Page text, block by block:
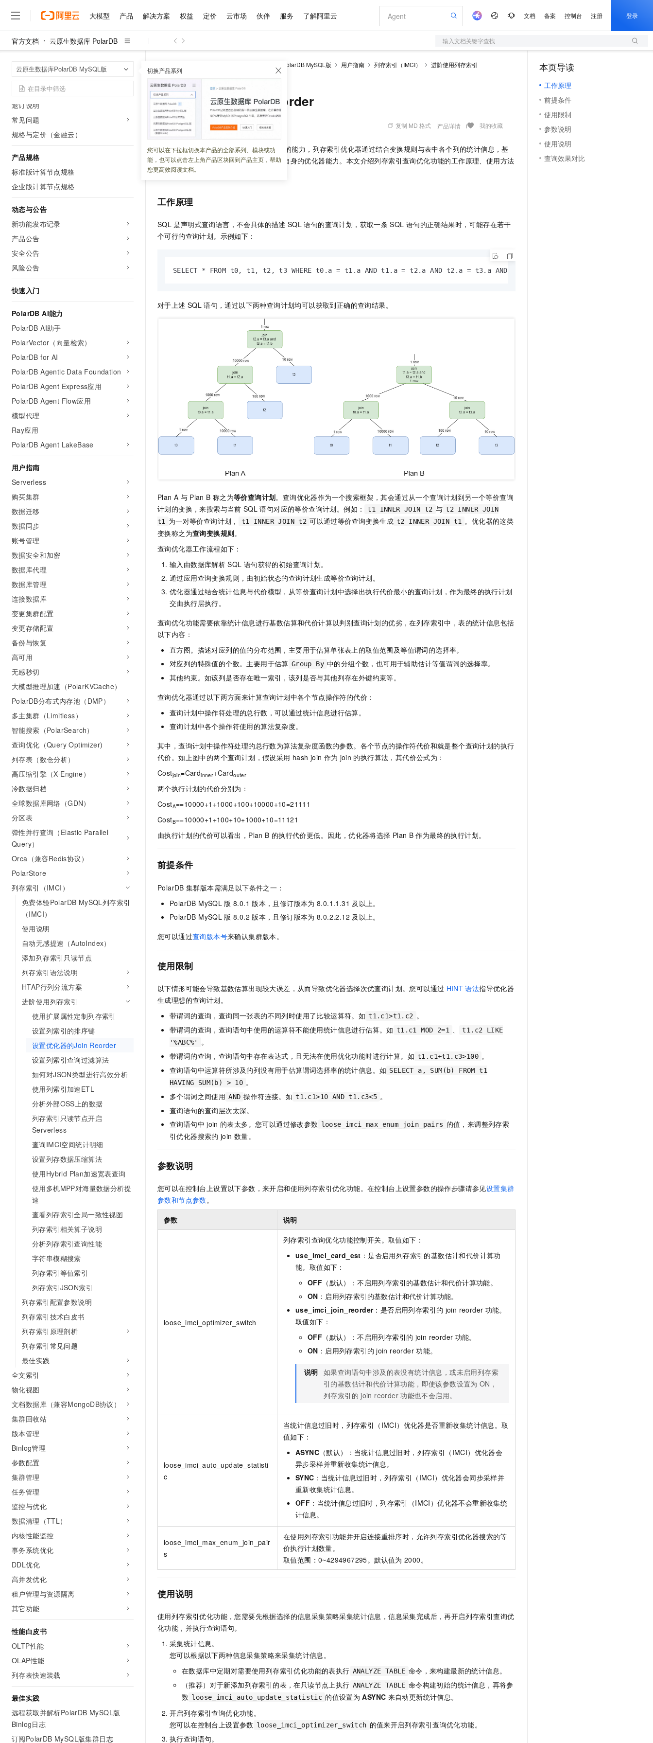
大模型 产品 解决方案 权益 定价 云市场 伙伴 服务 了解阿里云 文档 备案 控制台 注册 登录
官方文档 云原生数据库 PolarDB 输入文档关键字查找
云原生数据库PolarDB MySQL版 切换产品系列
您可以在下拉框切换本产品的全部系列、模块或功
能，也可以点击左上角产品区块回到产品主页，帮助
您更高效阅读文档。
资源包
变更配置
转换付费类型
续费说明
退订说明
常见问题
规格与定价（金融云）
产品规格
标准版计算节点规格
企业版计算节点规格
动态与公告
新功能发布记录
产品公告
安全公告
风险公告
快速入门
PolarDB AI能力
PolarDB AI助手
PolarVector（向量检索）
PolarDB for AI
PolarDB Agentic Data Foundation
PolarDB Agent Express应用
PolarDB Agent Flow应用
模型代理
Ray应用
PolarDB Agent LakeBase
用户指南
Serverless
购买集群
数据迁移
数据同步
账号管理
数据安全和加密
数据库代理
数据库管理
连接数据库
变更集群配置
变更存储配置
备份与恢复
高可用
无感秒切
大模型推理加速（PolarKVCache）
PolarDB分布式内存池（DMP）
多主集群（Limitless）
智能搜索（PolarSearch）
查询优化（Query Optimizer)
列存表（数仓分析）
高压缩引擎（X-Engine）
冷数据归档
全球数据库网络（GDN）
分区表
弹性并行查询（Elastic Parallel
Query）
Orca（兼容Redis协议）
PolarStore
列存索引（IMCI）
免费体验PolarDB MySQL列存索引
（IMCI）
使用说明
自动无感提速（AutoIndex）
添加列存索引只读节点
列存索引语法说明
HTAP行列分流方案
进阶使用列存索引
使用扩展属性定制列存索引
设置列索引的排序键
设置优化器的Join Reorder
设置列索引查询过滤算法
如何对JSON类型进行高效分析
使用列索引加速ETL
分析外部OSS上的数据
列存索引只读节点开启
Serverless
查询IMCI空间统计明细
设置列存数据压缩算法
使用Hybrid Plan加速宽表查询
使用多机MPP对海量数据分析提
速
查看列存索引全局一致性视图
列存索引相关算子说明
分析列存索引查询性能
字符串模糊搜索
列存索引等值索引
列存索引JSON索引
列存索引配置参数说明
列存索引技术白皮书
列存索引原理剖析
列存索引常见问题
最佳实践
全文索引
物化视图
文档数据库（兼容MongoDB协议）
集群回收站
版本管理
Binlog管理
参数配置
集群管理
任务管理
监控与优化
数据清理（TTL）
内核性能监控
事务系统优化
DDL优化
高并发优化
租户管理与资源隔离
其它功能
性能白皮书
OLTP性能
OLAP性能
列存表快速装载
最佳实践
远程获取并解析PolarDB MySQL版
Binlog日志
订阅PolarDB MySQL版集群日志
云原生数据库PolarDB MySQL版 用户指南 列存索引（IMCI）
进阶使用列存索引
设置优化器的Join Reorder
设置优化器的Join Reorder
更新时间：2026-04-16 12:03:21 复制 MD 格式 产品详情 我的收藏
为了提高列存索引（IMCI）处理复杂查询的能力，列存索引优化器通过结合变换规则与表中各个列的统计信息，基
于代价生成高效的执行计划，以此来增强自身的优化器能力。本文介绍列存索引查询优化功能的工作原理、使用方法
以及使用限制等内容。
工作原理
SQL 是声明式查询语言，不会具体的描述 SQL 语句的查询计划，获取一条 SQL 语句的正确结果时，可能存在若干
个可行的查询计划。示例如下：
SELECT * FROM t0, t1, t2, t3 WHERE t0.a = t1.a AND t1.a = t2.a AND t2.a = t3.a AND t3.b = t1.b;
对于上述 SQL 语句，通过以下两种查询计划均可以获取到正确的查询结果。
Plan A 与 Plan B 称之为等价查询计划。查询优化器作为一个搜索框架，其会通过从一个查询计划到另一个等价查询
计划的变换，来搜索与当前 SQL 语句对应的等价查询计划。例如： t1 INNER JOIN t2 与 t2 INNER JOIN
t1 为一对等价查询计划， t1 INNER JOIN t2 可以通过等价查询变换生成 t2 INNER JOIN t1 。优化器的这类
变换称之为查询变换规则。
查询优化器工作流程如下：
输入由数据库解析 SQL 语句获得的初始查询计划。
通过应用查询变换规则，由初始状态的查询计划生成等价查询计划。
优化器通过结合统计信息与代价模型，从等价查询计划中选择出执行代价最小的查询计划，作为最终的执行计划
交由执行层执行。
查询优化功能需要依靠统计信息进行基数估算和代价计算以判别查询计划的优劣，在列存索引中，表的统计信息包括
以下内容：
直方图。描述对应列的值的分布范围，主要用于估算单张表上的取值范围及等值谓词的选择率。
对应列的特殊值的个数。主要用于估算 Group By 中的分组个数，也可用于辅助估计等值谓词的选择率。
其他约束。如该列是否存在唯一索引，该列是否与其他列存在外键约束等。
查询优化器通过以下两方面来计算查询计划中各个节点操作符的代价：
查询计划中操作符处理的总行数，可以通过统计信息进行估算。
查询计划中各个操作符使用的算法复杂度。
其中，查询计划中操作符处理的总行数为算法复杂度函数的参数。各个节点的操作符代价和就是整个查询计划的执行
代价。如上图中的两个查询计划，假设采用 hash join 作为 join 的执行算法，其代价公式为：
Costjoin=Cardinner+Cardouter
两个执行计划的代价分别为：
CostA==10000+1+1000+100+10000+10=21111
CostB==10000+1+100+10+1000+10=11121
由执行计划的代价可以看出，Plan B 的执行代价更低。因此，优化器将选择 Plan B 作为最终的执行计划。
前提条件
PolarDB 集群版本需满足以下条件之一：
PolarDB MySQL 版 8.0.1 版本，且修订版本为 8.0.1.1.31 及以上。
PolarDB MySQL 版 8.0.2 版本，且修订版本为 8.0.2.2.12 及以上。
您可以通过查询版本号来确认集群版本。
使用限制
以下情形可能会导致基数估算出现较大误差，从而导致优化器选择次优查询计划。您可以通过 HINT 语法指导优化器
生成理想的查询计划。
带谓词的查询，查询同一张表的不同列时使用了比较运算符。如 t1.c1>t1.c2
。
带谓词的查询，查询语句中使用的运算符不能使用统计信息进行估算。如 t1.c1 MOD 2=1
t1.c2 LIKE
'%ABC%'
。
带谓词的查询，查询语句中存在表达式，且无法在使用优化功能时进行计算。如 t1.c1+t1.c3>100 。
查询语句中运算符所涉及的列没有用于估算谓词选择率的统计信息。如 SELECT a, SUM(b) FROM t1
HAVING SUM(b) > 10 。
多个谓词之间使用 AND 操作符连接。如 t1.c1>10 AND t1.c3<5 。
查询语句的查询层次太深。
查询语句中 join 的表太多。您可以通过修改参数 loose_imci_max_enum_join_pairs 的值，来调整列存索
引优化器搜索的 join 数量。
参数说明
您可以在控制台上设置以下参数，来开启和使用列存索引优化功能。在控制台上设置参数的操作步骤请参见设置集群
参数和节点参数 。
参数 说明
loose_imci_optimizer_switch
列存索引查询优化功能控制开关。取值如下：
use_imci_card_est ：是否启用列存索引的基数估计和代价计算功
能。取值如下：
OFF （默认）：不启用列存索引的基数估计和代价计算功能。
ON ：启用列存索引的基数估计和代价计算功能。
use_imci_join_reorder：是否启用列存索引的 join reorder 功能。
取值如下：
OFF （默认）：不启用列存索引的 join reorder 功能。
ON ：启用列存索引的 join reorder 功能。
说明 如果查询语句中涉及的表没有统计信息，或未启用列存索
引的基数估计和代价计算功能，即使该参数设置为 ON，
列存索引的 join reorder 功能也不会启用。
loose_imci_auto_update_statisti
c
当统计信息过旧时，列存索引（IMCI）优化器是否重新收集统计信息。取
值如下：
ASYNC （默认）：当统计信息过旧时，列存索引（IMCI）优化器会
异步采样并重新收集统计信息。
SYNC ：当统计信息过旧时，列存索引（IMCI）优化器会同步采样并
重新收集统计信息。
OFF ：当统计信息过旧时，列存索引（IMCI）优化器不会重新收集统
计信息。
loose_imci_max_enum_join_pair
s
在使用列存索引功能并开启连接重排序时，允许列存索引优化器搜索的等
价执行计划数量。
取值范围：0~4294967295。默认值为 2000。
使用说明
使用列存索引优化功能，您需要先根据选择的信息采集策略采集统计信息，信息采集完成后，再开启列存索引查询优
化功能，并执行查询语句。
采集统计信息。
您可以根据以下两种信息采集策略来采集统计信息。
在数据库中定期对需要使用列存索引优化功能的表执行 ANALYZE TABLE 命令，来构建最新的统计信息。
（推荐）对于新添加列存索引的表，在只读节点上执行 ANALYZE TABLE 命令构建初始的统计信息，再将参
数 loose_imci_auto_update_statistic 的值设置为 ASYNC 来自动更新统计信息。
开启列存索引查询优化功能。
您可以在控制台上设置参数 loose_imci_optimizer_switch 的值来开启列存索引查询优化功能。
执行查询语句。
本页导读
工作原理
前提条件
使用限制
参数说明
使用说明
查询效果对比
大模型
大模型服务平台百炼
大模型
文本生成
Qwen3.8-Max HOT
智能体时代全能旗舰模型
视觉 Coding、空间感知、多模态思考等全面升级
Kimi-K3 NEW
Kimi 最新旗舰模型，长程编程与推理利器
1M上下文，专为长程任务能力而生
图片和视频生成
HappyHorse-1.1-T2V
让文字生成流畅细腻的高质量视频
文戏情感细腻自然，动作戏激烈拳拳到肉，实现更强表演能力
语音识别与合成
Qwen3-TTS-Flash
千问AI平台-模型体验
新一代 AI 视频生成模型，深度适配广告营销等场景
大模型服务平台百炼-智能体
人工智能平台 PAI
快速部署 Dify，高效搭建 AI 应用
依托云原生高可用架构,实现Dify私有化部署
10 分钟在聊天系统中增加一个 AI 助手
在企业官网、通讯软件中为客户提供 AI 客服
用1%尺寸在特定领域达到大模型90%以上效果
即刻拥有 DeepSeek-R1 满血版
多种方案随心选，轻松解锁专属 DeepSeek
超强辅助，Bolt.diy 一步搞定创意建站
产品
精选产品
人工智能与机器学习
容器
存储
网络与CDN
安全
中间件
数据库
大数据计算
媒体服务
企业服务与云通信
域名与网站
终端用户计算
Serverless
开发工具
迁移与运维管理
专有云
精选产品
大模型服务平台百炼
大模型服务与应用平台
千问大模型
多元化、高性能、安全可靠的大模型服务
无影云电脑
随时随地安全接入的云上超级电脑
云解析DNS
面向分析的企业级SaaS模式云数据仓库
域名与网站
对象存储 OSS
一站式AI开发、训练和推理服务
Qoder CN
面向真实软件的智能体编程平台
云原生数据库 PolarDB
轻量应用服务器
数字证书管理服务（原SSL证书）
实现全站HTTPS，呈现可信的WEB访问
短信服务
大数据开发治理平台 DataWorks
解决方案
精选解决方案
AI
大数据
现代化应用
安全
网络
上云与迁云
企业出海
精选解决方案
睿译宝，AI翻译排版一步到位
上传文档即自动完成翻译和格式还原
GLM-5.2：长任务时代开源旗舰模型
真正可用的 1M 上下文,一次完成代码全链路开发
Hermes Agent，打造自进化智能体
自主进化，持久记忆，越用越聪明
快速拥有专属 OpenClaw
即刻拥有 DeepSeek-V4-Pro
轻松解锁专属 DeepSeek-V4-Pro
从聊天伙伴进化为能主动干活的本地数字员工
Claude Code + GStack 打造工程团队 低代码高效构建企业门户网站
Agency Agents：拥有专属领域专家
HappyHorse 打造一站式影视创作平台
漫剧工坊：一站式动画创作平台
快速生产连贯的高质量长漫剧
10 分钟搭建微信、支付宝小程序
权益 普惠上云
普惠上云 官方力荐
云服务器38元/年起，超值低价云产品抢先购
官方推荐返现计划
推荐新用户得奖励，单订单最高返9万
云工开物
高校专属算力普惠，学生认证享300元代金券
免费试用
最高领取价值200元试用点，立即开启云上创新
AI 产品 免费试用
1亿+ 大模型 tokens 和 30+ 款产品免费体验
产品新客免费试用，最长12个月
AI 特惠
智启 AI 普惠权益
阿里云 OPC 创新助力计划
至高百万元 Token 补贴，加速一人公司成长
Qwen3.8-Max 首发尝鲜，限时加量 10 倍，夜间低至2折
千问办公，限时限量积分加倍 NEW
Night Plan 支持 Qwen 3.8-Max NEW
AI 场景体验
图文、视频一站生成，高效打造优质广告素材
AI 建站
AI 办公
自动承接线索、识别商机，让客服更高效、服务更出色。
AI 活动
AI 生产力先锋
先锋实践拓展 AI 生产力的边界
飞天发布时刻
所见，即是所愿
AI 实训营
从基础到进阶，Agent 创客手把手教你
定价 产品定价
了解云产品的定价详情
云上成本管理
管理和优化成本
价格计算器
自助选配和估算价格
价格优势
推动算力普惠，释放技术红利
配置报价器
阿里云 OPC 创新助力计划
Token 补贴，五大权
益加速 OPC 成功
云市场 精选商城
网站建设
多端小程序
Salesforce 国际版订阅
友盟天域
观测云
Tuya 物联网平台阿里云版
电子合同
Tableau 订阅
数据与 API
数据集
身份实名认证
短信
OCR 文字识别
发票查验
企业应用
广告营销
基础软件
Docker
JAVA
全能环境
APP 开发
建站系统
专业服务
公司注册
上云迁移
代维服务
伙伴 成为销售伙伴
分销伙伴
咨询伙伴
销售伙伴合作计划
Salesforce On Alibaba Cloud
Consulting Partner 合作计划
AI 大模型销售与服务生态合作计划
成为产品伙伴
产品生态集成认证中心
产品生态伙伴工作台
产品伙伴合作计划
数据库合作计划
云网络合作计划
Salesforce On Alibaba Cloud ISV 合作
服务生态伙伴
服务伙伴合作计划
Al MaaS 服务伙伴赋能合作
伙伴信用分合作计划
更多支持
合作伙伴培训与认证
查询合作伙伴
服务 售前咨询
在线服务
售后服务
自助服务
工单服务
短信专区
企业增值服务
企业支持计划
企业增值服务台
服务实践
阿里云认证
官网公告
开发者社区
镜像站
我要反馈
了解阿里云 为什么选择阿里云
什么是云计算
技术领先
稳定可靠
安全合规
分析师报告
研究报告与白皮书
天池大赛
云开发大赛
最佳实践
云上春晚
云栖战略参考
云上的中国
看见新力量
金融模力时刻
市场活动
活动全景
魔搭 ModelScope
云工开物
加入我们
校园招聘